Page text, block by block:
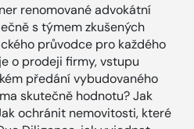
renomované advokátní
s týmem zkušených
průvodce pro každého
o prodeji firmy, vstupu
předání vybudovaného
skutečně hodnotu? Jak
ochránit nemovitosti, které